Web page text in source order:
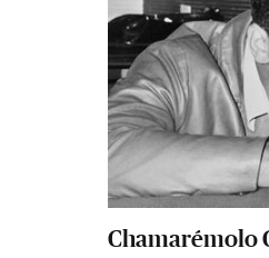
Chamarémolo